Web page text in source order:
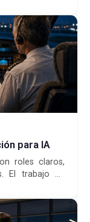
para IA
roles claros,
El trabajo en